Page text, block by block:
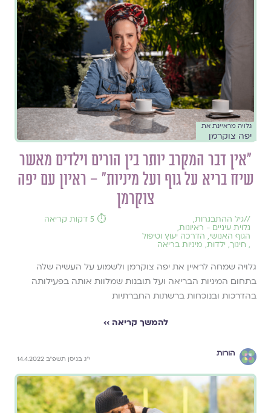
גלויה מראיינת את
יפה צוקרמן
״אין דבר המקרב יותר בין הורים וילדים מאשר
שיח בריא על גוף ועל מיניות״ – ראיון עם יפה
צוקרמן
//גיל ההתבגרות,
גלוית עיניים - ראיונות,
הגוף האנושי, הדרכה יעוץ וטיפול
, חינוך, ילדוּת, מיניות בריאה
⏱️ 5 דקות קריאה
גלויה שמחה לראיין את יפה צוקרמן ולשמוע על העשיה שלה
בתחום המיניות הבריאה ועל תובנות שמלוות אותה בפעילותה
בהדרכות ובנוכחות ברשתות החברתיות
להמשך קריאה ››
הורות
י״ג בניסן תשפ״ב 14.4.2022